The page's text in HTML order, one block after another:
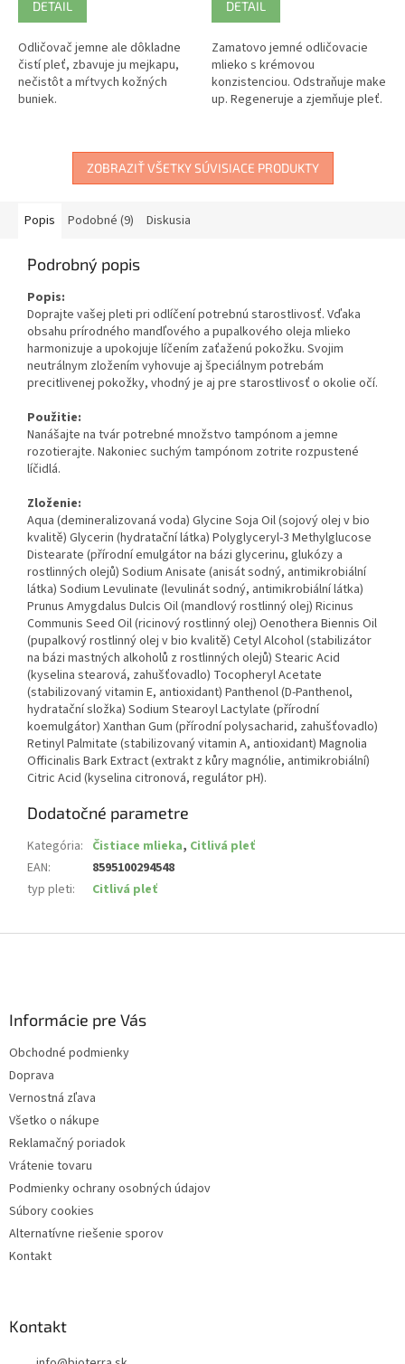
DETAIL
Odličovač jemne ale dôkladne
čistí pleť, zbavuje ju mejkapu,
nečistôt a mŕtvych kožných
buniek.
DETAIL
Zamatovo jemné odličovacie
mlieko s krémovou
konzistenciou. Odstraňuje make
up. Regeneruje a zjemňuje pleť.
ZOBRAZIŤ VŠETKY SÚVISIACE PRODUKTY
Popis Podobné (9) Diskusia
Podrobný popis
Popis:
Doprajte vašej pleti pri odlíčení potrebnú starostlivosť. Vďaka
obsahu prírodného mandľového a pupalkového oleja mlieko
harmonizuje a upokojuje líčením zaťaženú pokožku. Svojim
neutrálnym zložením vyhovuje aj špeciálnym potrebám
precitlivenej pokožky, vhodný je aj pre starostlivosť o okolie očí.
Použitie:
Nanášajte na tvár potrebné množstvo tampónom a jemne
rozotierajte. Nakoniec suchým tampónom zotrite rozpustené
líčidlá.
Zloženie:
Aqua (demineralizovaná voda) Glycine Soja Oil (sojový olej v bio
kvalitě) Glycerin (hydratační látka) Polyglyceryl-3 Methylglucose
Distearate (přírodní emulgátor na bázi glycerinu, glukózy a
rostlinných olejů) Sodium Anisate (anisát sodný, antimikrobiální
látka) Sodium Levulinate (levulinát sodný, antimikrobiální látka)
Prunus Amygdalus Dulcis Oil (mandlový rostlinný olej) Ricinus
Communis Seed Oil (ricinový rostlinný olej) Oenothera Biennis Oil
(pupalkový rostlinný olej v bio kvalitě) Cetyl Alcohol (stabilizátor
na bázi mastných alkoholů z rostlinných olejů) Stearic Acid
(kyselina stearová, zahušťovadlo) Tocopheryl Acetate
(stabilizovaný vitamin E, antioxidant) Panthenol (D-Panthenol,
hydratační složka) Sodium Stearoyl Lactylate (přírodní
koemulgátor) Xanthan Gum (přírodní polysacharid, zahušťovadlo)
Retinyl Palmitate (stabilizovaný vitamin A, antioxidant) Magnolia
Officinalis Bark Extract (extrakt z kůry magnólie, antimikrobiální)
Citric Acid (kyselina citronová, regulátor pH).
Dodatočné parametre
Kategória: Čistiace mlieka, Citlivá pleť
EAN:
8595100294548
typ pleti: Citlivá pleť
Informácie pre Vás
Obchodné podmienky
Doprava
Vernostná zľava
Všetko o nákupe
Reklamačný poriadok
Vrátenie tovaru
Podmienky ochrany osobných údajov
Súbory cookies
Alternatívne riešenie sporov
Kontakt
Kontakt